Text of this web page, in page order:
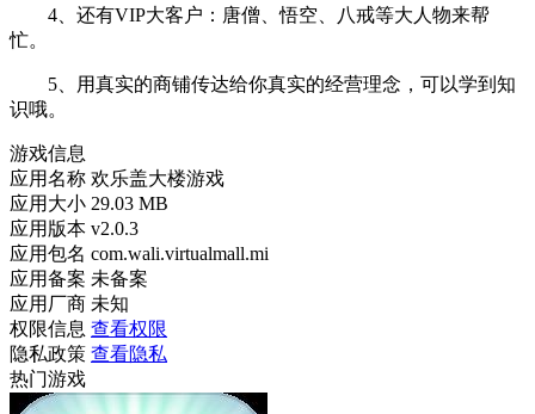
4、还有VIP大客户：唐僧、悟空、八戒等大人物来帮
忙。
5、用真实的商铺传达给你真实的经营理念，可以学到知
识哦。
游戏信息
应用名称 欢乐盖大楼游戏
应用大小 29.03 MB
应用版本 v2.0.3
应用包名 com.wali.virtualmall.mi
应用备案 未备案
应用厂商 未知
权限信息 查看权限
隐私政策 查看隐私
热门游戏